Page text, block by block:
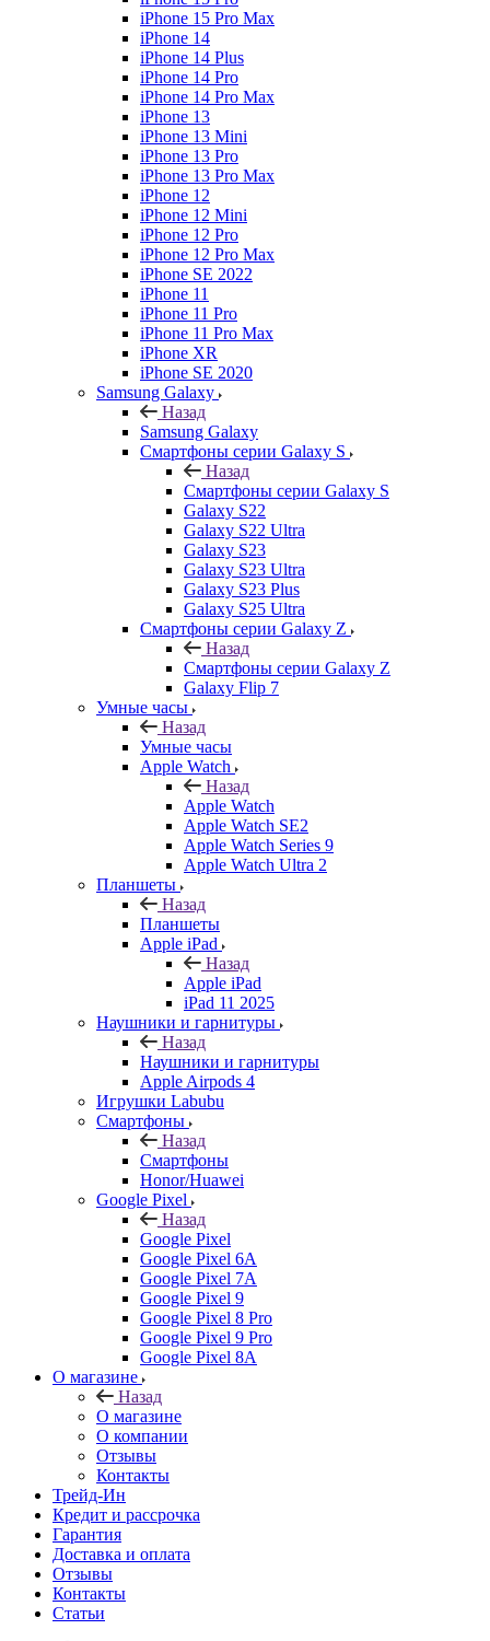
iPhone 15 Pro Max
iPhone 14
iPhone 14 Plus
iPhone 14 Pro
iPhone 14 Pro Max
iPhone 13
iPhone 13 Mini
iPhone 13 Pro
iPhone 13 Pro Max
iPhone 12
iPhone 12 Mini
iPhone 12 Pro
iPhone 12 Pro Max
iPhone SE 2022
iPhone 11
iPhone 11 Pro
iPhone 11 Pro Max
iPhone XR
iPhone SE 2020
Samsung Galaxy
Назад
Samsung Galaxy
Смартфоны серии Galaxy S
Назад
Смартфоны серии Galaxy S
Galaxy S22
Galaxy S22 Ultra
Galaxy S23
Galaxy S23 Ultra
Galaxy S23 Plus
Galaxy S25 Ultra
Смартфоны серии Galaxy Z
Назад
Смартфоны серии Galaxy Z
Galaxy Flip 7
Умные часы
Назад
Умные часы
Apple Watch
Назад
Apple Watch
Apple Watch SE2
Apple Watch Series 9
Apple Watch Ultra 2
Планшеты
Назад
Планшеты
Apple iPad
Назад
Apple iPad
iPad 11 2025
Наушники и гарнитуры
Назад
Наушники и гарнитуры
Apple Airpods 4
Игрушки Labubu
Смартфоны
Назад
Смартфоны
Honor/Huawei
Google Pixel
Назад
Google Pixel
Google Pixel 6A
Google Pixel 7А
Google Pixel 9
Google Pixel 8 Pro
Google Pixel 9 Pro
Google Pixel 8A
О магазине
Назад
О магазине
О компании
Отзывы
Контакты
Трейд-Ин
Кредит и рассрочка
Гарантия
Доставка и оплата
Отзывы
Контакты
Статьи